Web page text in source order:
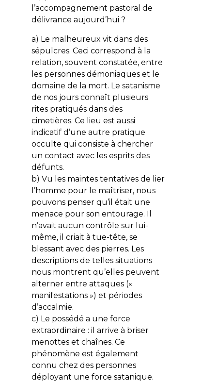
l’accompagnement pastoral de
délivrance aujourd’hui ?
a) Le malheureux vit dans des
sépulcres. Ceci correspond à la
relation, souvent constatée, entre
les personnes démoniaques et le
domaine de la mort. Le satanisme
de nos jours connaît plusieurs
rites pratiqués dans des
cimetières. Ce lieu est aussi
indicatif d’une autre pratique
occulte qui consiste à chercher
un contact avec les esprits des
défunts.
b) Vu les maintes tentatives de lier
l’homme pour le maîtriser, nous
pouvons penser qu’il était une
menace pour son entourage. Il
n’avait aucun contrôle sur lui-
même, il criait à tue-tête, se
blessant avec des pierres. Les
descriptions de telles situations
nous montrent qu’elles peuvent
alterner entre attaques («
manifestations ») et périodes
d’accalmie.
c) Le possédé a une force
extraordinaire : il arrive à briser
menottes et chaînes. Ce
phénomène est également
connu chez des personnes
déployant une force satanique.